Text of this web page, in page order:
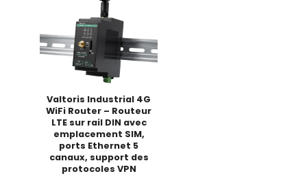
Valtoris Industrial 4G
WiFi Router – Routeur
LTE sur rail DIN avec
emplacement SIM,
ports Ethernet 5
canaux, support des
protocoles VPN